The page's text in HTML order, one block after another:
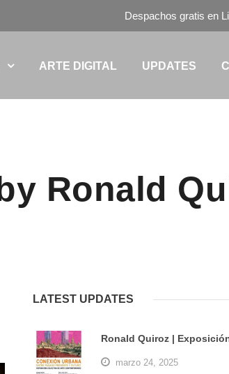
Despachos gratis en
ARTE DIGITAL UPDATES
Ronald
LATEST UPDATES
Ronald Quiroz |
marzo 24, 2025